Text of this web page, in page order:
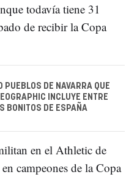
todavía tiene 31
de recibir la Copa
PUEBLOS DE NAVARRA QUE
INCLUYE ENTRE
BONITOS DE ESPAÑA
en el Athletic de
campeones de la Copa